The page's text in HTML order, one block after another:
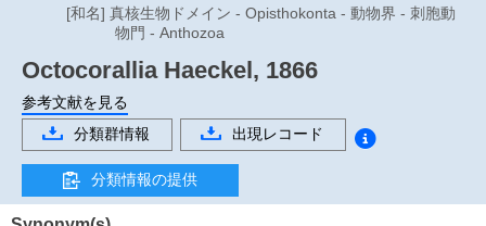
[和名] 真核生物ドメイン - Opisthokonta - 動物界 - 刺胞動
物門 - Anthozoa
OctocoralliaHaeckel, 1866
参考文献を見る
分類群情報
出現レコード
分類情報の提供